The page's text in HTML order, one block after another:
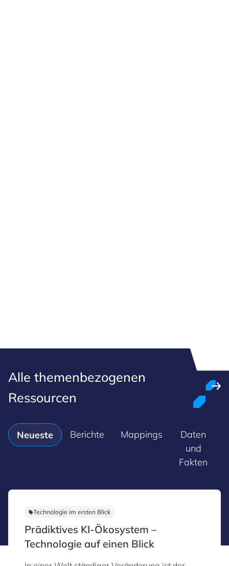
Alle themenbezogenen
Ressourcen
Neueste Berichte Mappings
Daten
und
Fakten
Technologie im ersten Blick
Prädiktives KI-Ökosystem –
Technologie auf einen Blick